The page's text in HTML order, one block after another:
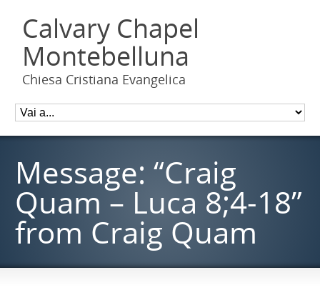
Calvary Chapel
Montebelluna
Chiesa Cristiana Evangelica
Message: “Craig
Quam – Luca 8;4-18”
from Craig Quam